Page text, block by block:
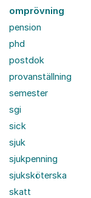
omprövning
pension
phd
postdok
provanställning
semester
sgi
sick
sjuk
sjukpenning
sjuksköterska
skatt